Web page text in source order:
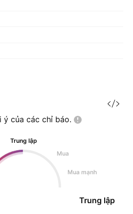
ý của các chỉ báo.
Trung lập
Mua
Mua mạnh
Trung lập